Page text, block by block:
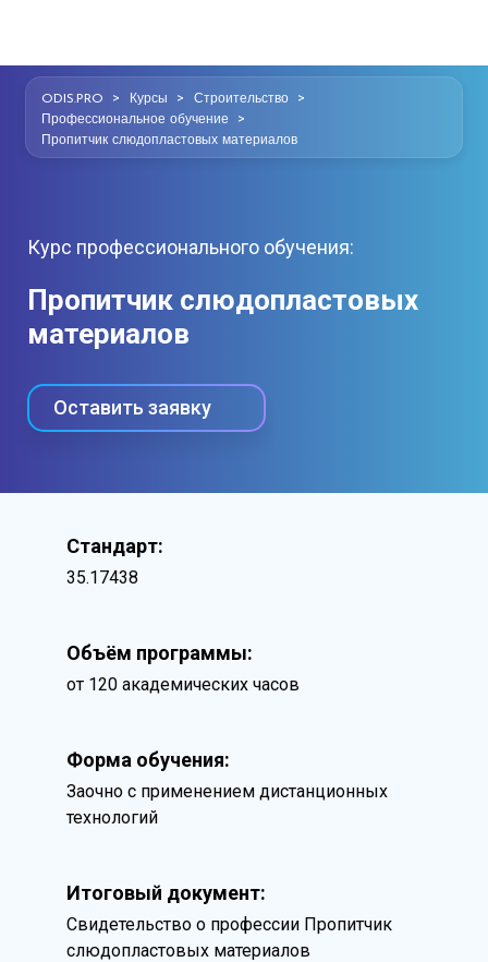
ODIS.PRO > Курсы > Строительство >
Профессиональное обучение >
Пропитчик слюдопластовых материалов
Курс профессионального обучения:
Пропитчик слюдопластовых
материалов
Оставить заявку
Стандарт:
35.17438
Объём программы:
от 120 академических часов
Форма обучения:
Заочно с применением дистанционных
технологий
Итоговый документ:
Свидетельство о профессии Пропитчик
слюдопластовых материалов